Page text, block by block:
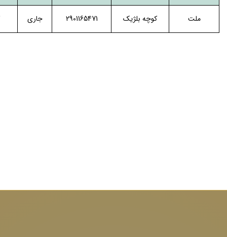
ملت کوچه بلژیک 2901165471 جاری